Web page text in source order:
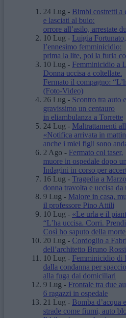
24 Lug - Bimbi costretti a
e lasciati al buio:
orrore all’asilo, arrestate
10 Lug - Luigia Fortunato,
l’ennesimo femminicidio:
prima la lite, poi la furia
10 Lug - Femminicidio a
Donna uccisa a coltellate.
Fermato il compagno:
(Foto-Video)
26 Lug - Scontro tra auto
gravissimo un centauro
in eliambulanza a Torrette
24 Lug - Maltrattamenti
«Notifica arrivata in
anche i miei figli sono
2 Ago - Fermato col taser,
muore in ospedale dopo
Indagini in corso per
16 Lug - Tragedia a
donna travolta e uccisa da
9 Lug - Malore in casa,
il professore Pino Attili
10 Lug - «Le urla e il
“L’ha uccisa. Corri.
Così ho saputo della
20 Lug - Cordoglio a
dell’architetto Bruno Rossi
10 Lug - Femminicidio di
dalla condanna per spaccio
alla fuga dai domiciliari
9 Lug - Frontale tra due
6 ragazzi in ospedale
21 Lug - Bomba d’acqua
strade come fiumi, auto